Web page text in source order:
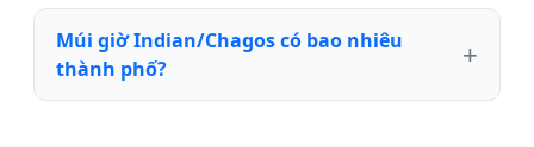
Múi giờ Indian/Chagos có bao nhiêu
thành phố?